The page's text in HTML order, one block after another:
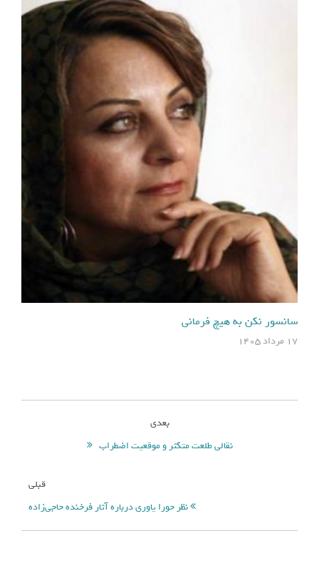
سانسور نکن به هیچ فرمانی
۱۷ مرداد ۱۴۰۵
بعدی
نقالی طلعت متکثر و موقعیت اضطراب
قبلی
نظر حورا یاوری درباره آثار فرخنده حاجی‌زاده